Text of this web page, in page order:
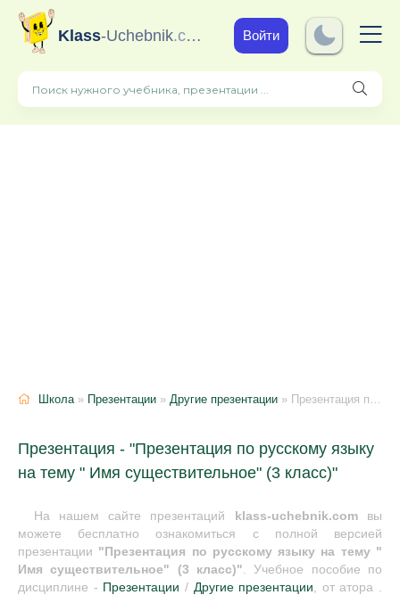
Klass-Uchebnik.com Войти
Школа» Презентации » Другие презентации » Презентация по русскому языку на тему " Имя существительное" (3 класс)
Презентация - "Презентация по русскому языку
на тему " Имя существительное" (3 класс)"
На нашем сайте презентаций klass-uchebnik.comвы
можете бесплатно ознакомиться с полной версией
презентации "Презентация по русскому языку на тему "
Имя существительное" (3 класс)". Учебное пособие по
дисциплине - Презентации / Другие презентации, от атора .